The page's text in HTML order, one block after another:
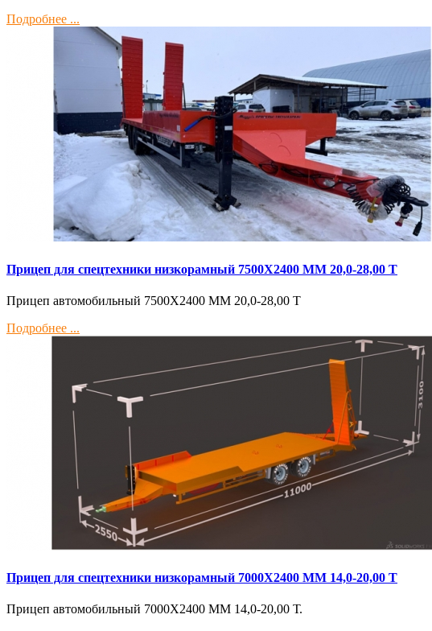
Подробнее ...
Прицеп для спецтехники низкорамный 7500Х2400 ММ 20,0-28,00 Т
Прицеп автомобильный 7500Х2400 ММ 20,0-28,00 Т
Подробнее ...
Прицеп для спецтехники низкорамный 7000Х2400 ММ 14,0-20,00 Т
Прицеп автомобильный 7000Х2400 ММ 14,0-20,00 Т.